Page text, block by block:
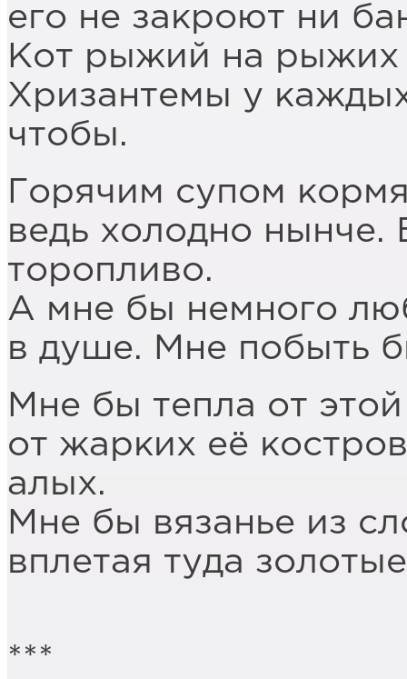
его не закроют ни
Кот рыжий на рыжих
Хризантемы у
чтобы.
Горячим супом
ведь холодно
торопливо.
А мне бы немного
в душе. Мне побыть
Мне бы тепла от
от жарких её
алых.
Мне бы вязанье из
вплетая туда
***